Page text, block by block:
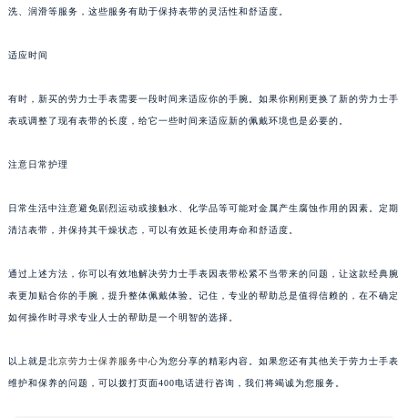
洗、润滑等服务，这些服务有助于保持表带的灵活性和舒适度。
适应时间
有时，新买的劳力士手表需要一段时间来适应你的手腕。如果你刚刚更换了新的劳力士手
表或调整了现有表带的长度，给它一些时间来适应新的佩戴环境也是必要的。
注意日常护理
日常生活中注意避免剧烈运动或接触水、化学品等可能对金属产生腐蚀作用的因素。定期
清洁表带，并保持其干燥状态，可以有效延长使用寿命和舒适度。
通过上述方法，你可以有效地解决劳力士手表因表带松紧不当带来的问题，让这款经典腕
表更加贴合你的手腕，提升整体佩戴体验。记住，专业的帮助总是值得信赖的，在不确定
如何操作时寻求专业人士的帮助是一个明智的选择。
以上就是北京劳力士保养服务中心为您分享的精彩内容。如果您还有其他关于劳力士手表
维护和保养的问题，可以拨打页面400电话进行咨询，我们将竭诚为您服务。